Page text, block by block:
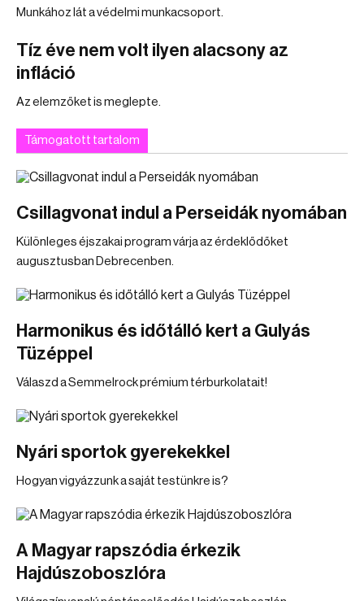
Munkához lát a védelmi munkacsoport.
Tíz éve nem volt ilyen alacsony az
infláció
Az elemzőket is meglepte.
Támogatott tartalom
Csillagvonat indul a Perseidák nyomában
Különleges éjszakai program várja az érdeklődőket
augusztusban Debrecenben.
Harmonikus és időtálló kert a Gulyás
Tüzéppel
Válaszd a Semmelrock prémium térburkolatait!
Nyári sportok gyerekekkel
Hogyan vigyázzunk a saját testünkre is?
A Magyar rapszódia érkezik
Hajdúszoboszlóra